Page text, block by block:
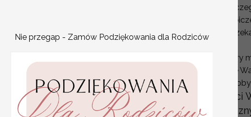
weselnych, buteleczki
Promocja:
4 PLN
4.50 PLN
gorącej herbacie, jest czymś
Jako weselny prezent mini
weselu można spokojnie
Jeżeli robicie własne przetwory
które spersonalizujemy wedle
Grafika, tekst, sznurek do
Podziękowania dla Gości
Doskonały, unikalny
Nie przegap - Zamów Podziękowania dla Rodziców